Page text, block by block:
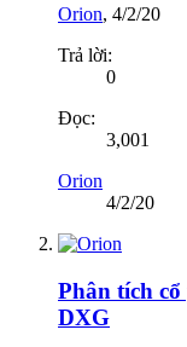
Orion, 4/2/20
Trả lời:
0
Đọc:
3,001
Orion
4/2/20
Phân tích cổ
DXG